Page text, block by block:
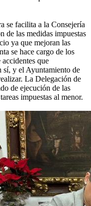
se facilita a la Consejería
de las medidas impuestas
ya que mejoran las
se hace cargo de los
que
sí, y el Ayuntamiento de
La Delegación de
de ejecución de las
impuestas al menor.